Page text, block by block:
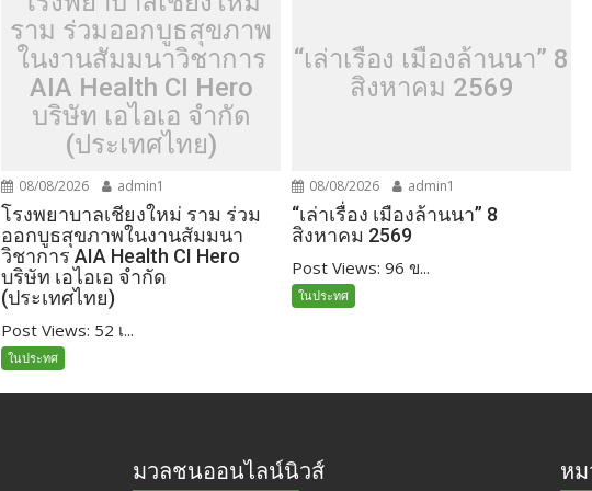
ราม ร่วมออกบูธสุขภาพ
ในงานสัมมนาวิชาการ
AIA Health CI Hero
บริษัท เอไอเอ จำกัด
(ประเทศไทย)
08/08/2026 admin1
โรงพยาบาลเชียงใหม่ ราม ร่วม
ออกบูธสุขภาพในงานสัมมนา
วิชาการ AIA Health CI Hero
บริษัท เอไอเอ จำกัด
(ประเทศไทย)
Post Views: 52 เ...
ในประทศ
“เล่าเรื่อง เมืองล้านนา” 8
สิงหาคม 2569
08/08/2026 admin1
“เล่าเรื่อง เมืองล้านนา” 8
สิงหาคม 2569
Post Views: 96 ข...
ในประทศ
มวลชนออนไลน์นิวส์ ห